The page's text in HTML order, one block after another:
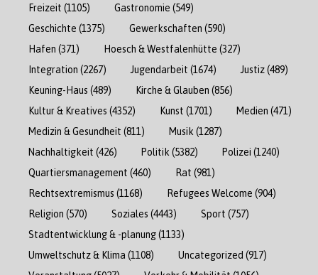
Freizeit (1105) Gastronomie (549)
Geschichte (1375) Gewerkschaften (590)
Hafen (371) Hoesch & Westfalenhütte (327)
Integration (2267) Jugendarbeit (1674) Justiz(489)
Keuning-Haus (489) Kirche & Glauben (856)
Kultur & Kreatives (4352) Kunst (1701) Medien (471)
Medizin & Gesundheit (811) Musik (1287)
Nachhaltigkeit (426) Politik (5382) Polizei (1240)
Quartiersmanagement (460) Rat (981)
Rechtsextremismus (1168) Refugees Welcome (904)
Religion (570) Soziales (4443) Sport (757)
Stadtentwicklung & -planung(1133)
Umweltschutz & Klima (1108) Uncategorized (917)